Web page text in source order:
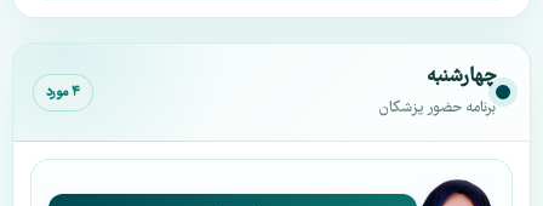
چهارشنبه
برنامه حضور پزشکان
۴ مورد